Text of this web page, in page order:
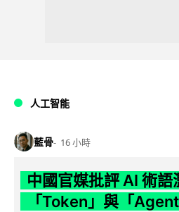
人工智能
藍骨 16 小時
中國官媒批評 AI 術
「Token」與「